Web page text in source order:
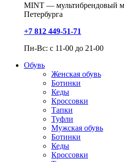
MINT — мультибрендовый
Петербурга
+7 812 449-51-71
Пн-Вс: с 11-00 до 21-00
Обувь
Женская обувь
Ботинки
Кеды
Кроссовки
Тапки
Туфли
Мужская обувь
Ботинки
Кеды
Кроссовки